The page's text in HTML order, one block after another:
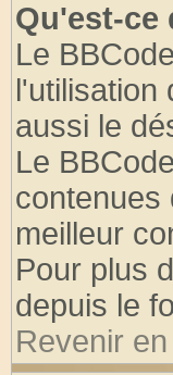
Qu'est-ce
Le
l'utilisation
aussi le
Le
contenues
meilleur
Pour plus
depuis le
Revenir